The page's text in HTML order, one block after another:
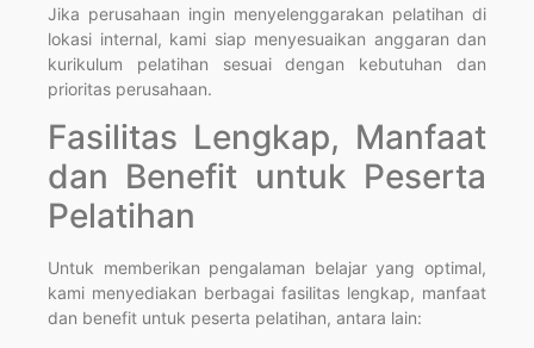
Jika perusahaan ingin menyelenggarakan pelatihan di
lokasi internal, kami siap menyesuaikan anggaran dan
kurikulum pelatihan sesuai dengan kebutuhan dan
prioritas perusahaan.
Fasilitas Lengkap, Manfaat
dan Benefit untuk Peserta
Pelatihan
Untuk memberikan pengalaman belajar yang optimal,
kami menyediakan berbagai fasilitas lengkap, manfaat
dan benefit untuk peserta pelatihan, antara lain: